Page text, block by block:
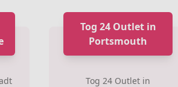
Tog 24 Outlet in
Portsmouth
Tog 24 Outlet in